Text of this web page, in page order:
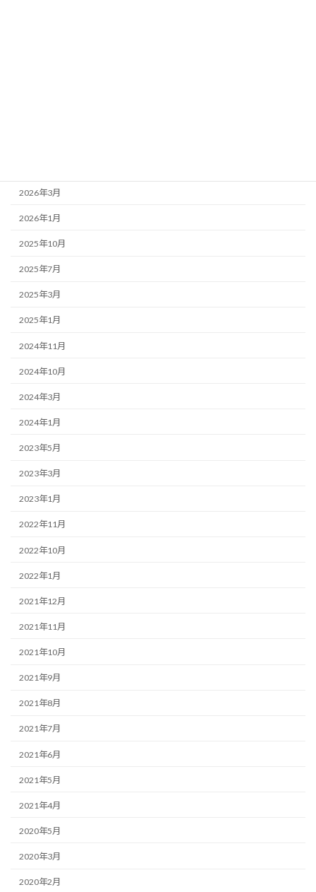
2026年3月
2026年1月
2025年10月
2025年7月
2025年3月
2025年1月
2024年11月
2024年10月
2024年3月
2024年1月
2023年5月
2023年3月
2023年1月
2022年11月
2022年10月
2022年1月
2021年12月
2021年11月
2021年10月
2021年9月
2021年8月
2021年7月
2021年6月
2021年5月
2021年4月
2020年5月
2020年3月
2020年2月